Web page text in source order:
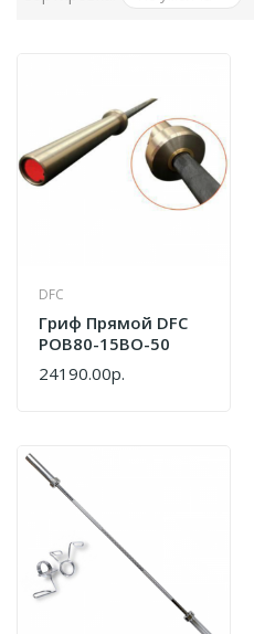
DFC
Гриф Прямой DFC
POB80-15BO-50
24190.00р.